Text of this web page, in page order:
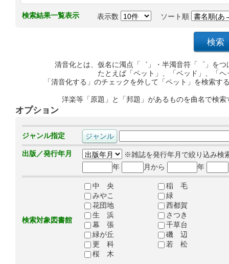
検索結果一覧表示 表示数 ソート順
清音化とは、仮名に濁点「゛」・半濁音符「゜」を
たとえば「ペット」、「ベッド」、「
「清音化する」のチェックを外して「ペット」を検索
洋楽等「原題」と「邦題」があるものを曲名で検
オプション
ジャンル指定
出版／発行年月
※雑誌を発行年月で絞り込み検
年
月から 年
検索対象図書館
中 央
稲 毛
みやこ
緑
花団地
西都賀
生 浜
さつき
幕 張
千草台
緑が丘
磯 辺
更 科
若 松
桜 木